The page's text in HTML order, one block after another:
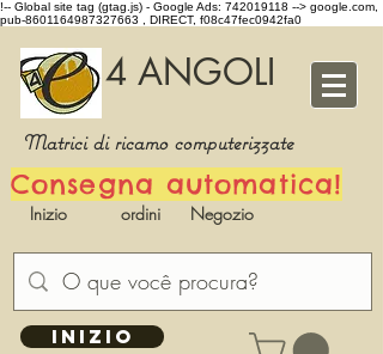
!-- Global site tag (gtag.js) - Google Ads: 742019118 --> google.com,
pub-8601164987327663 , DIRECT, f08c47fec0942fa0
4 ANGOLI
Matrici di ricamo computerizzate
Consegna automatica!
Inizio ordini Negozio
INIZIO